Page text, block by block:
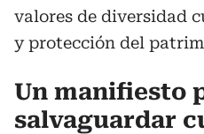
valores de diversidad
y protección del
Un manifiesto
salvaguardar